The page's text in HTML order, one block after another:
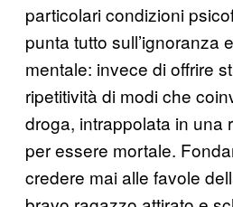
particolari condizioni
punta tutto sull’ignoranza
mentale: invece di offrire
ripetitività di modi che
droga, intrappolata in una
per essere mortale.
credere mai alle favole